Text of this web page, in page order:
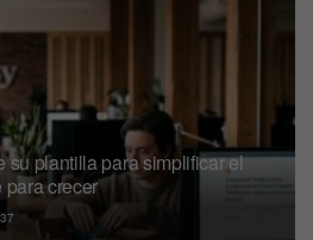
su plantilla para simplificar el
crecer